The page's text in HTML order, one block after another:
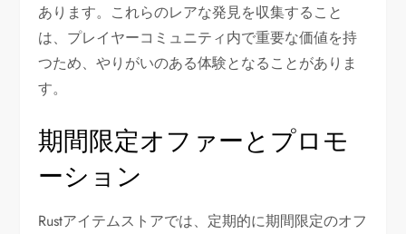
あります。これらのレアな発見を収集すること
は、プレイヤーコミュニティ内で重要な価値を持
つため、やりがいのある体験となることがありま
す。
期間限定オファーとプロモ
ーション
Rustアイテムストアでは、定期的に期間限定のオフ